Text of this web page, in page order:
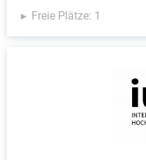
Freie Plätze: 1